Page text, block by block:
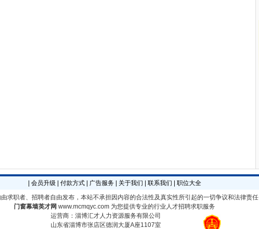
会员升级 付款方式| 广告服务| 关于我们 联系我们
职位大全
求职者、招聘者自由发布，本站不承担因内容的合法性及真实性所引起的一切争议和法律责任
门窗幕墙英才网 www.mcmqyc.com 为您提供专业的行业人才招聘求职服务
运营商：淄博汇才人力资源服务有限公司
山东省淄博市张店区德润大厦A座1107室